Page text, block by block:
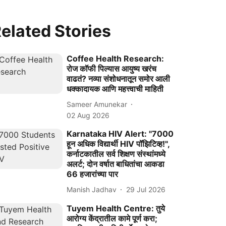
Stories
Coffee Health Research:
रोज कॉफी पिल्यास आयुष्य खरंच
वाढतं? नव्या संशोधनातून समोर आली
धक्कादायक आणि महत्त्वाची माहिती
Sameer Amunekar
02 Aug 2026
Karnataka HIV Alert: "7000
हून अधिक विद्यार्थी HIV पॉझिटिव्ह!",
कर्नाटकातील सर्व शिक्षण संस्थांमध्ये
अलर्ट; दोन वर्षात बाधितांचा आकडा
66 हजारांच्या पार
Manish Jadhav 29 Jul 2026
Tuyem Health Centre: तुये
आरोग्य केंद्रातील कामे पूर्ण करा;